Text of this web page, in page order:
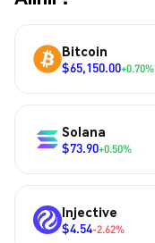
Bitcoin
$65,150.00+0.70%
Solana
$73.90+0.50%
Injective
$4.54-2.62%